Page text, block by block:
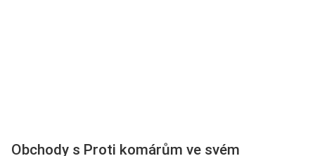
Obchody s Proti komárům ve svém